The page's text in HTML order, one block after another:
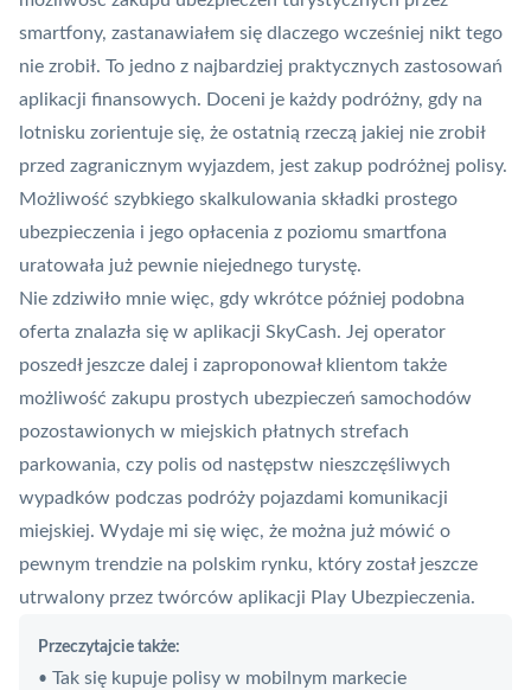
smartfony, zastanawiałem się dlaczego wcześniej nikt tego
nie zrobił. To jedno z najbardziej praktycznych zastosowań
aplikacji finansowych. Doceni je każdy podróżny, gdy na
lotnisku zorientuje się, że ostatnią rzeczą jakiej nie zrobił
przed zagranicznym wyjazdem, jest zakup podróżnej polisy.
Możliwość szybkiego skalkulowania składki prostego
ubezpieczenia i jego opłacenia z poziomu smartfona
uratowała już pewnie niejednego turystę.
Nie zdziwiło mnie więc, gdy wkrótce później podobna
oferta znalazła się w aplikacji SkyCash. Jej operator
poszedł jeszcze dalej i zaproponował klientom także
możliwość zakupu prostych ubezpieczeń samochodów
pozostawionych w miejskich płatnych strefach
parkowania, czy polis od następstw nieszczęśliwych
wypadków podczas podróży pojazdami komunikacji
miejskiej. Wydaje mi się więc, że można już mówić o
pewnym trendzie na polskim rynku, który został jeszcze
utrwalony przez twórców aplikacji Play Ubezpieczenia.
Przeczytajcie także:
• Tak się kupuje polisy w mobilnym markecie